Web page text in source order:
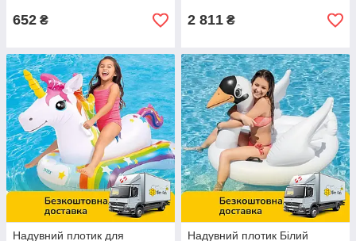
652 ₴ 2 811 ₴
Надувний плотик для
Надувний плотик Білий